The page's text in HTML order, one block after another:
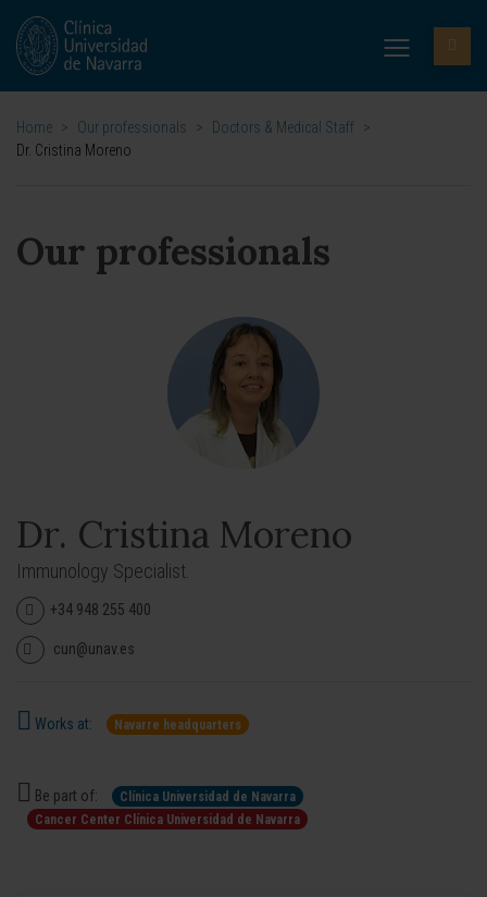
Home > Our professionals > Doctors & Medical Staff >
Dr. Cristina Moreno
Our professionals
Dr. Cristina Moreno
Immunology Specialist.
+34 948 255 400
cun@unav.es
Works at: Navarre headquarters
Be part of:
Clínica Universidad de Navarra
Cancer Center Clínica Universidad de Navarra